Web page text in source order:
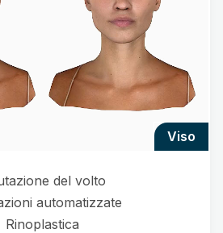
viso
del volto
automatizzate
Rinoplastica